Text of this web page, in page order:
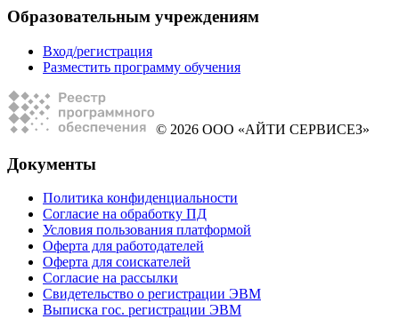
Образовательным учреждениям
Вход/регистрация
Разместить программу обучения
© 2026 ООО «АЙТИ СЕРВИСЕЗ»
Документы
Политика конфиденциальности
Согласие на обработку ПД
Условия пользования платформой
Оферта для работодателей
Оферта для соискателей
Согласие на рассылки
Свидетельство о регистрации ЭВМ
Выписка гос. регистрации ЭВМ